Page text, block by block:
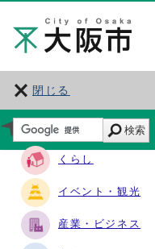
閉じる
サイト・ナビ
くらし
イベント・観光
産業・ビジネス
検索